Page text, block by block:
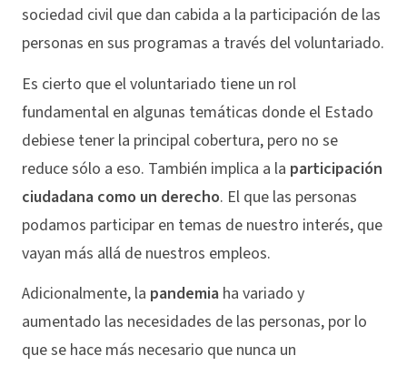
sociedad civil que dan cabida a la participación de las
personas en sus programas a través del voluntariado.
Es cierto que el voluntariado tiene un rol
fundamental en algunas temáticas donde el Estado
debiese tener la principal cobertura, pero no se
reduce sólo a eso. También implica a la participación
ciudadana como un derecho. El que las personas
podamos participar en temas de nuestro interés, que
vayan más allá de nuestros empleos.
Adicionalmente, la pandemia ha variado y
aumentado las necesidades de las personas, por lo
que se hace más necesario que nunca un